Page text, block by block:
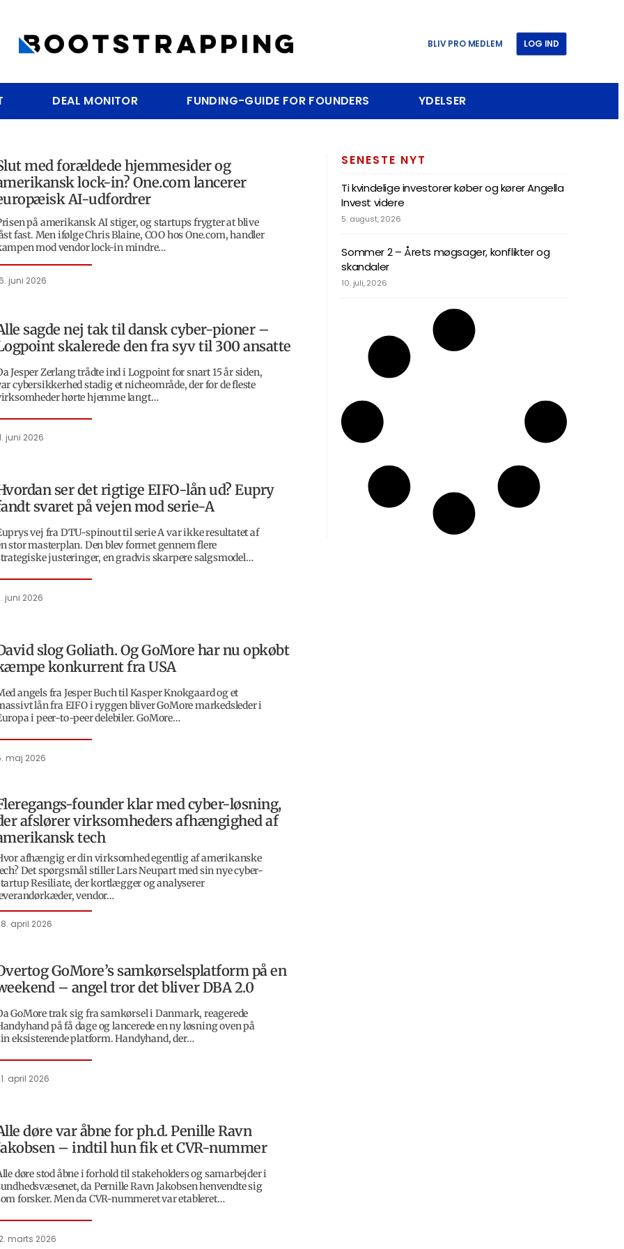
BLIV PRO MEDLEM LOG IND
DEAL MONITOR FUNDING-GUIDE FOR FOUNDERS YDELSER
med forældede hjemmesider og
lock-in? One.com lancerer
AI-udfordrer
på amerikansk AI stiger, og startups frygter at blive
fast. Men ifølge Chris Blaine, COO hos One.com, handler
mod vendor lock-in mindre…
juni 2026
sagde nej tak til dansk cyber-pioner –
skalerede den fra syv til 300 ansatte
Jesper Zerlang trådte ind i Logpoint for snart 15 år siden,
cybersikkerhed stadig et nicheområde, der for de fleste
hørte hjemme langt…
juni 2026
ser det rigtige EIFO-lån ud? Eupry
svaret på vejen mod serie-A
vej fra DTU-spinout til serie A var ikke resultatet af
stor masterplan. Den blev formet gennem flere
justeringer, en gradvis skarpere salgsmodel…
juni 2026
slog Goliath. Og GoMore har nu opkøbt
konkurrent fra USA
angels fra Jesper Buch til Kasper Knokgaard og et
lån fra EIFO i ryggen bliver GoMore markedsleder i
i peer-to-peer delebiler. GoMore…
maj 2026
founder klar med cyber-løsning,
afslører virksomheders afhængighed af
tech
afhængig er din virksomhed egentlig af amerikanske
Det spørgsmål stiller Lars Neupart med sin nye cyber-
Resiliate, der kortlægger og analyserer
vendor…
april 2026
GoMore’s samkørselsplatform på en
– angel tror det bliver DBA 2.0
GoMore trak sig fra samkørsel i Danmark, reagerede
på få dage og lancerede en ny løsning oven på
eksisterende platform. Handyhand, der…
april 2026
døre var åbne for ph.d. Penille Ravn
– indtil hun fik et CVR-nummer
døre stod åbne i forhold til stakeholders og samarbejder i
da Pernille Ravn Jakobsen henvendte sig
forsker. Men da CVR-nummeret var etableret…
marts 2026
SENESTE NYT
Ti kvindelige investorer køber og kører Angella
Invest videre
5. august, 2026
Sommer 2 – Årets møgsager, konflikter og
skandaler
10. juli, 2026